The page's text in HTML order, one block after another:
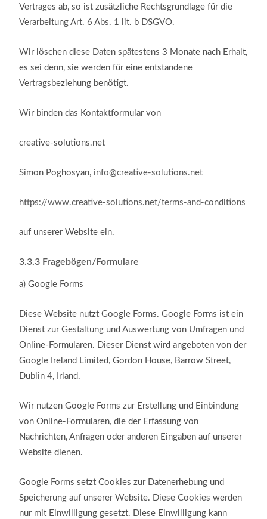
Vertrages ab, so ist zusätzliche Rechtsgrundlage für die
Verarbeitung Art. 6 Abs. 1 lit. b DSGVO.
Wir löschen diese Daten spätestens 3 Monate nach Erhalt,
es sei denn, sie werden für eine entstandene
Vertragsbeziehung benötigt.
Wir binden das Kontaktformular von
creative-solutions.net
Simon Poghosyan, info@creative-solutions.net
https://www.creative-solutions.net/terms-and-conditions
auf unserer Website ein.
3.3.3 Fragebögen/Formulare
a) Google Forms
Diese Website nutzt Google Forms. Google Forms ist ein
Dienst zur Gestaltung und Auswertung von Umfragen und
Online-Formularen. Dieser Dienst wird angeboten von der
Google Ireland Limited, Gordon House, Barrow Street,
Dublin 4, Irland.
Wir nutzen Google Forms zur Erstellung und Einbindung
von Online-Formularen, die der Erfassung von
Nachrichten, Anfragen oder anderen Eingaben auf unserer
Website dienen.
Google Forms setzt Cookies zur Datenerhebung und
Speicherung auf unserer Website. Diese Cookies werden
nur mit Einwilligung gesetzt. Diese Einwilligung kann